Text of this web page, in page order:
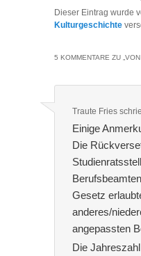
Dieser Eintrag wurde
Kulturgeschichte
5 KOMMENTARE ZU „
Traute Fries
Einige
Die
Gesetz
anderes/
angepassten
Die